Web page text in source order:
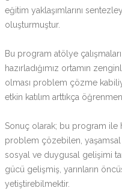
eğitim yaklaşımlarını
oluşturmuştur.
Bu program atölye
hazırladığımız ortamın
olması problem çözme
etkin katılım arttıkça
Sonuç olarak; bu program ile
problem çözebilen,
sosyal ve duygusal gelişimi
gücü gelişmiş, yarınların
yetiştirebilmektir.